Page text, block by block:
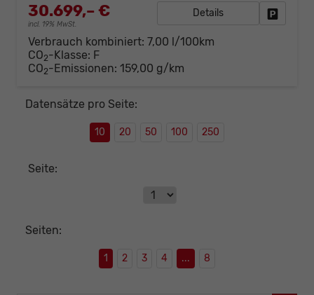
30.699,– €
incl. 19% MwSt.
Details
Verbrauch kombiniert: 7,00 l/100km
CO2-Klasse: F
CO2-Emissionen: 159,00 g/km
Datensätze pro Seite:
10 20 50 100 250
Seite:
Seiten:
1 2 3 4 ... 8